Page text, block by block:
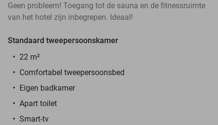
Geen probleem! Toegang tot de sauna en de fitnessruimte
van het hotel zijn inbegrepen. Ideaal!
Standaard tweepersoonskamer
22 m²
Comfortabel tweepersoonsbed
Eigen badkamer
Apart toilet
Smart-tv